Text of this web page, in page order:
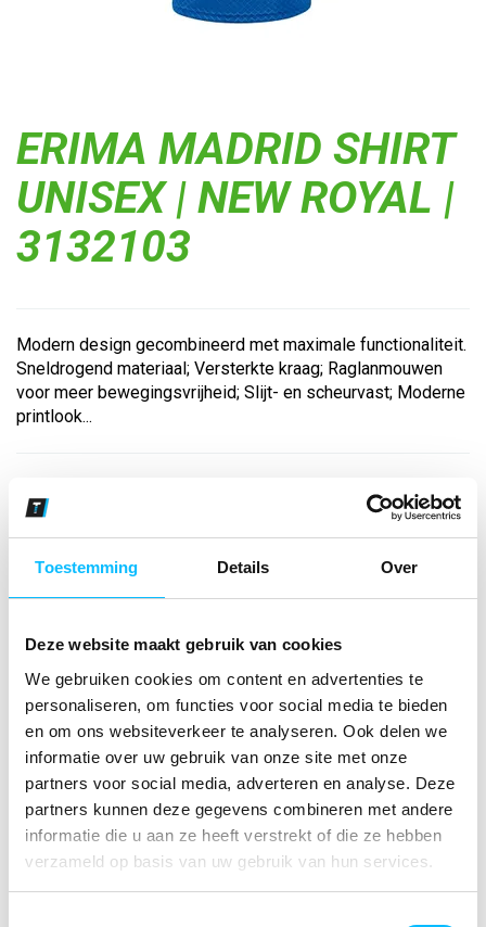
Toestemming Details Over
Deze website maakt gebruik van cookies
We gebruiken cookies om content en advertenties te
personaliseren, om functies voor social media te bieden
en om ons websiteverkeer te analyseren. Ook delen we
informatie over uw gebruik van onze site met onze
partners voor social media, adverteren en analyse. Deze
partners kunnen deze gegevens combineren met andere
informatie die u aan ze heeft verstrekt of die ze hebben
verzameld op basis van uw gebruik van hun services.
ERIMA MADRID SHIRT
UNISEX | NEW ROYAL |
3132103
Modern design gecombineerd met maximale functionaliteit.
Sneldrogend materiaal; Versterkte kraag; Raglanmouwen
voor meer bewegingsvrijheid; Slijt- en scheurvast; Moderne
printlook...
Maat
*Gratis verzending vanaf €150,- exclusief BTW
Kies kleur/maat
€ 17 ,40 € 22,31 excl BTW
€ 21,06 € 27 ,- incl BTW